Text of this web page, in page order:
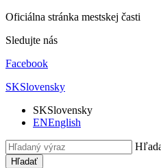
Oficiálna stránka mestskej časti
Sledujte nás
Facebook
SKSlovensky
SKSlovensky
ENEnglish
Hľadať